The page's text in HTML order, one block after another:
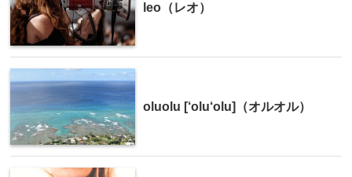
leo（レオ）
oluolu [‘olu‘olu]（オルオル）